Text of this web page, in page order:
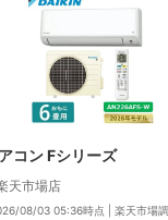
コン Fシリーズ
天市場店
08/03 05:36時点 | 楽天市場調